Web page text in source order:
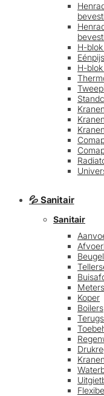
H-
H-
💦 Sanitair
Sanitair
Koper
Boilers
Kranen